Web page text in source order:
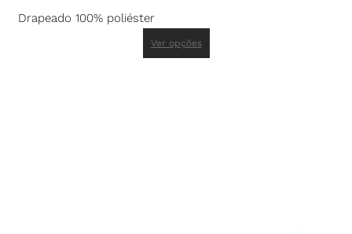
Drapeado 100% poliéster
Ver opções